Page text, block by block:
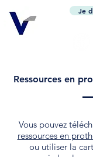
Je
Ressources en
Vous pouvez
ressources en
ou utiliser la